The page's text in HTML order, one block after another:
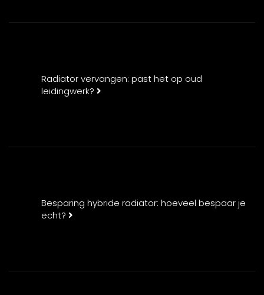
Radiator vervangen: past het op oud
leidingwerk?
Besparing hybride radiator: hoeveel bespaar je
echt?